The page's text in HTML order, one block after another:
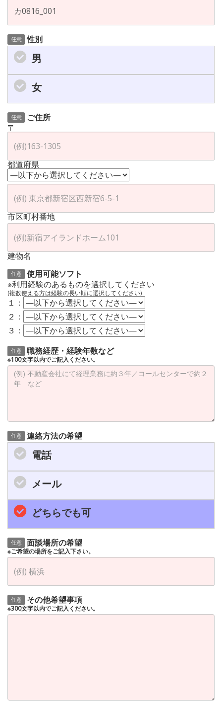
任意 性別
男
女
任意
ご住所
〒
都道府県
市区町村番地
建物名
任意
使用可能ソフト
※利用経験のあるものを選択してください
(複数使える方は経験の長い順に選択してください)
１：
２：
３：
任意 職務経歴・経験年数など
※100文字以内でご記入ください。
任意 連絡方法の希望
電話
メール
どちらでも可
任意 面談場所の希望
※ご希望の場所をご記入下さい。
任意 その他希望事項
※300文字以内でご記入ください。